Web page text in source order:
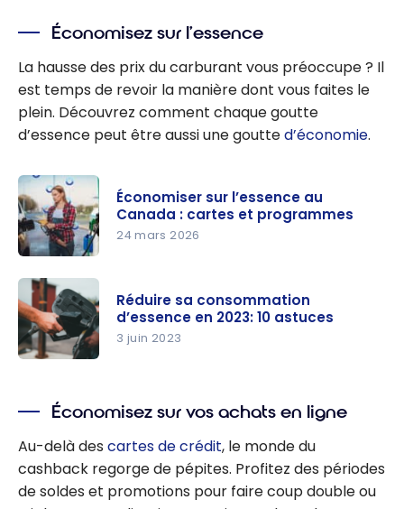
Costco !
ou des
remises en
argent
avec
l’épicerie
Économisez sur l’essence
La hausse des prix du carburant vous préoccupe ? Il
est temps de revoir la manière dont vous faites le
plein. Découvrez comment chaque goutte
d’essence peut être aussi une goutted’économie.
r sur
l’essence
au
Canada :
programm
Économiser sur l’essence au
Canada : cartes et programmes
24 mars 2026
tion
d’essence
en 2023: 10
astuces
Réduire sa consommation
d’essence en 2023: 10 astuces
3 juin 2023
Économisez sur vos achats en ligne
Au-delà des cartes de crédit, le monde du
cashback regorge de pépites. Profitez des périodes
de soldes et promotions pour faire coup double ou